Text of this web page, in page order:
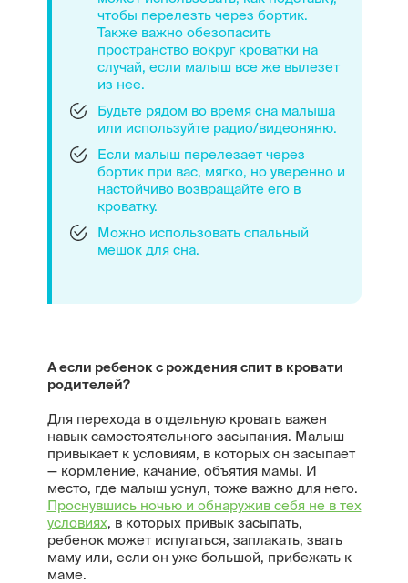
чтобы перелезть через бортик.
Также важно обезопасить
пространство вокруг кроватки на
случай, если малыш все же вылезет
из нее.
Будьте рядом во время сна малыша
или используйте радио/видеоняню.
Если малыш перелезает через
бортик при вас, мягко, но уверенно и
настойчиво возвращайте его в
кроватку.
Можно использовать спальный
мешок для сна.
А если ребенок с рождения спит в кровати
родителей?
Для перехода в отдельную кровать важен
навык самостоятельного засыпания. Малыш
привыкает к условиям, в которых он засыпает
— кормление, качание, объятия мамы. И
место, где малыш уснул, тоже важно для него.
Проснувшись ночью и обнаружив себя не в тех
условиях, в которых привык засыпать,
ребенок может испугаться, заплакать, звать
маму или, если он уже большой, прибежать к
маме.